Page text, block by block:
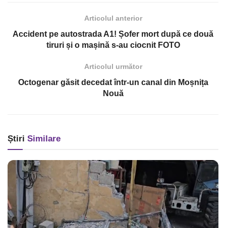
Articolul anterior
Accident pe autostrada A1! Șofer mort după ce două
tiruri și o mașină s-au ciocnit FOTO
Articolul următor
Octogenar găsit decedat într-un canal din Moșnița
Nouă
Știri Similare